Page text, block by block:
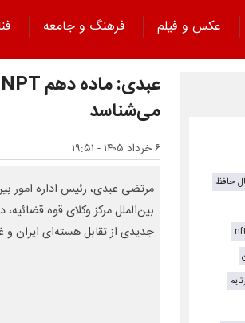
عکس و فیلم فرهنگ و جامعه
می‌شناسد
۶ خرداد ۱۴۰۵ - ۱۹:۵۱
مرتضی عبدی، رئیس اداره امور
بین‌الملل مرکز وکلای قوه
جدیدی از تقابل هسته‌ای ایران و
حافظ